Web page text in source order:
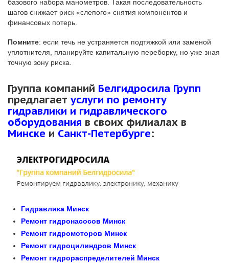
базового набора манометров. Такая последовательность
шагов снижает риск «слепого» снятия компонентов и
финансовых потерь.
Помните: если течь не устраняется подтяжкой или заменой
уплотнителя, планируйте капитальную переборку, но уже зная
точную зону риска.
Группа компаний Белгидросила Групп
предлагает услуги по ремонту
гидравлики и гидравлического
оборудования в своих филиалах в
Минске и Санкт-Петербурге:
Гидравлика Минск
Ремонт гидронасосов Минск
Ремонт гидромоторов Минск
Ремонт гидроцилиндров Минск
Ремонт гидрораспределителей Минск